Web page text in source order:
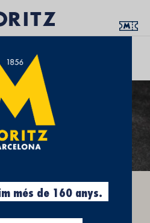
UN INGREDIENT PER
més de 160 anys.